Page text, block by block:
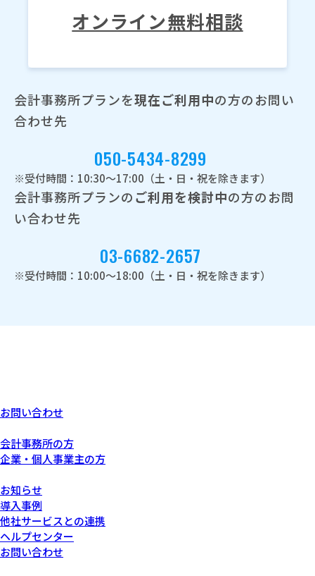
オンライン無料相談
会計事務所プランを現在ご利用中の方のお問い
合わせ先
050-5434-8299
※受付時間：10:30～17:00（土・日・祝を除きます）
会計事務所プランのご利用を検討中の方のお問
い合わせ先
03-6682-2657
※受付時間：10:00～18:00（土・日・祝を除きます）
お問い合わせ
会計事務所の方
企業・個人事業主の方
お知らせ
導入事例
他社サービスとの連携
ヘルプセンター
お問い合わせ